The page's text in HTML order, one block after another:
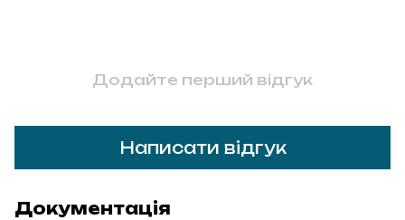
Додайте перший відгук
Написати відгук
Документація